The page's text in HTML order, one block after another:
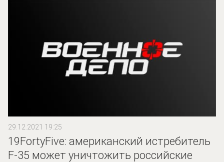
29.12.2021 19:25
19FortyFive: американский истребитель
F-35 может уничтожить российские